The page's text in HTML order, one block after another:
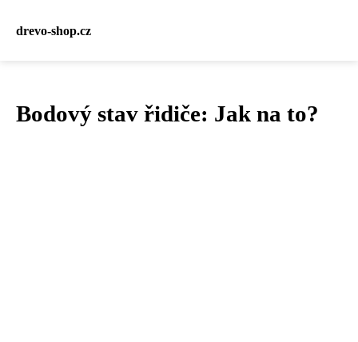
drevo-shop.cz
Bodový stav řidiče: Jak na to?